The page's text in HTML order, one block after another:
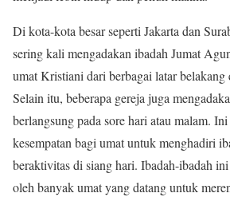
Di kota-kota besar seperti Jakarta dan
sering kali mengadakan ibadah Jumat
umat Kristiani dari berbagai latar belakang
Selain itu, beberapa gereja juga
berlangsung pada sore hari atau malam.
kesempatan bagi umat untuk menghadiri
beraktivitas di siang hari. Ibadah-ibadah
oleh banyak umat yang datang untuk